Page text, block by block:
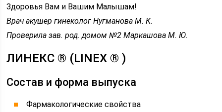
Здоровья Вам и Вашим Малышам!
Врач акушер гинеколог Нугманова М. К.
Проверила зав. род. домом №2 Маркашова М. Ю.
ЛИНЕКС ® (LINEX ® )
Состав и форма выпуска
Фармакологические свойства